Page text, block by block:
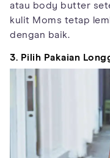
atau body butter
kulit Moms tetap
dengan baik.
3. Pilih Pakaian